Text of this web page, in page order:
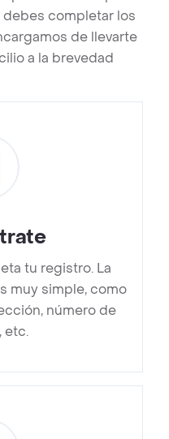
completar los
de llevarte
a la brevedad
tu registro. La
muy simple, como
número de
etc.